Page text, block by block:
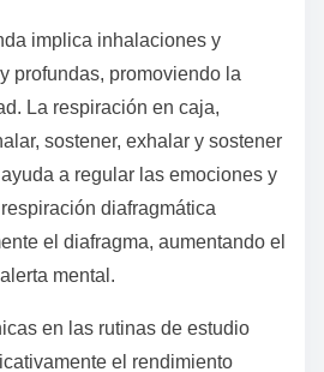
implica inhalaciones y
profundas, promoviendo la
La respiración en caja,
sostener, exhalar y sostener
a regular las emociones y
diafragmática
el diafragma, aumentando el
mental.
en las rutinas de estudio
el rendimiento